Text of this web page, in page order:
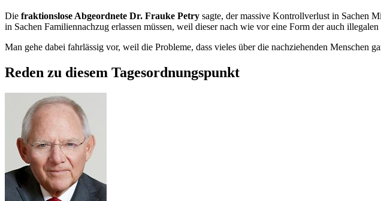
Die fraktionslose Abgeordnete Dr. Frauke Petry sagte, der massive Kontrollverlust in Sachen
in Sachen Familiennachzug erlassen müssen, weil dieser nach wie vor eine Form der auch
Man gehe dabei fahrlässig vor, weil die Probleme, dass vieles über die nachziehenden Menschen
Reden zu diesem Tagesordnungspunkt